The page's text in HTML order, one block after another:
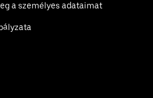
a személyes adataimat